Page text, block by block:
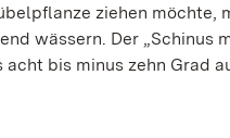
ziehen möchte,
wässern. Der „Schinus
bis minus zehn Grad